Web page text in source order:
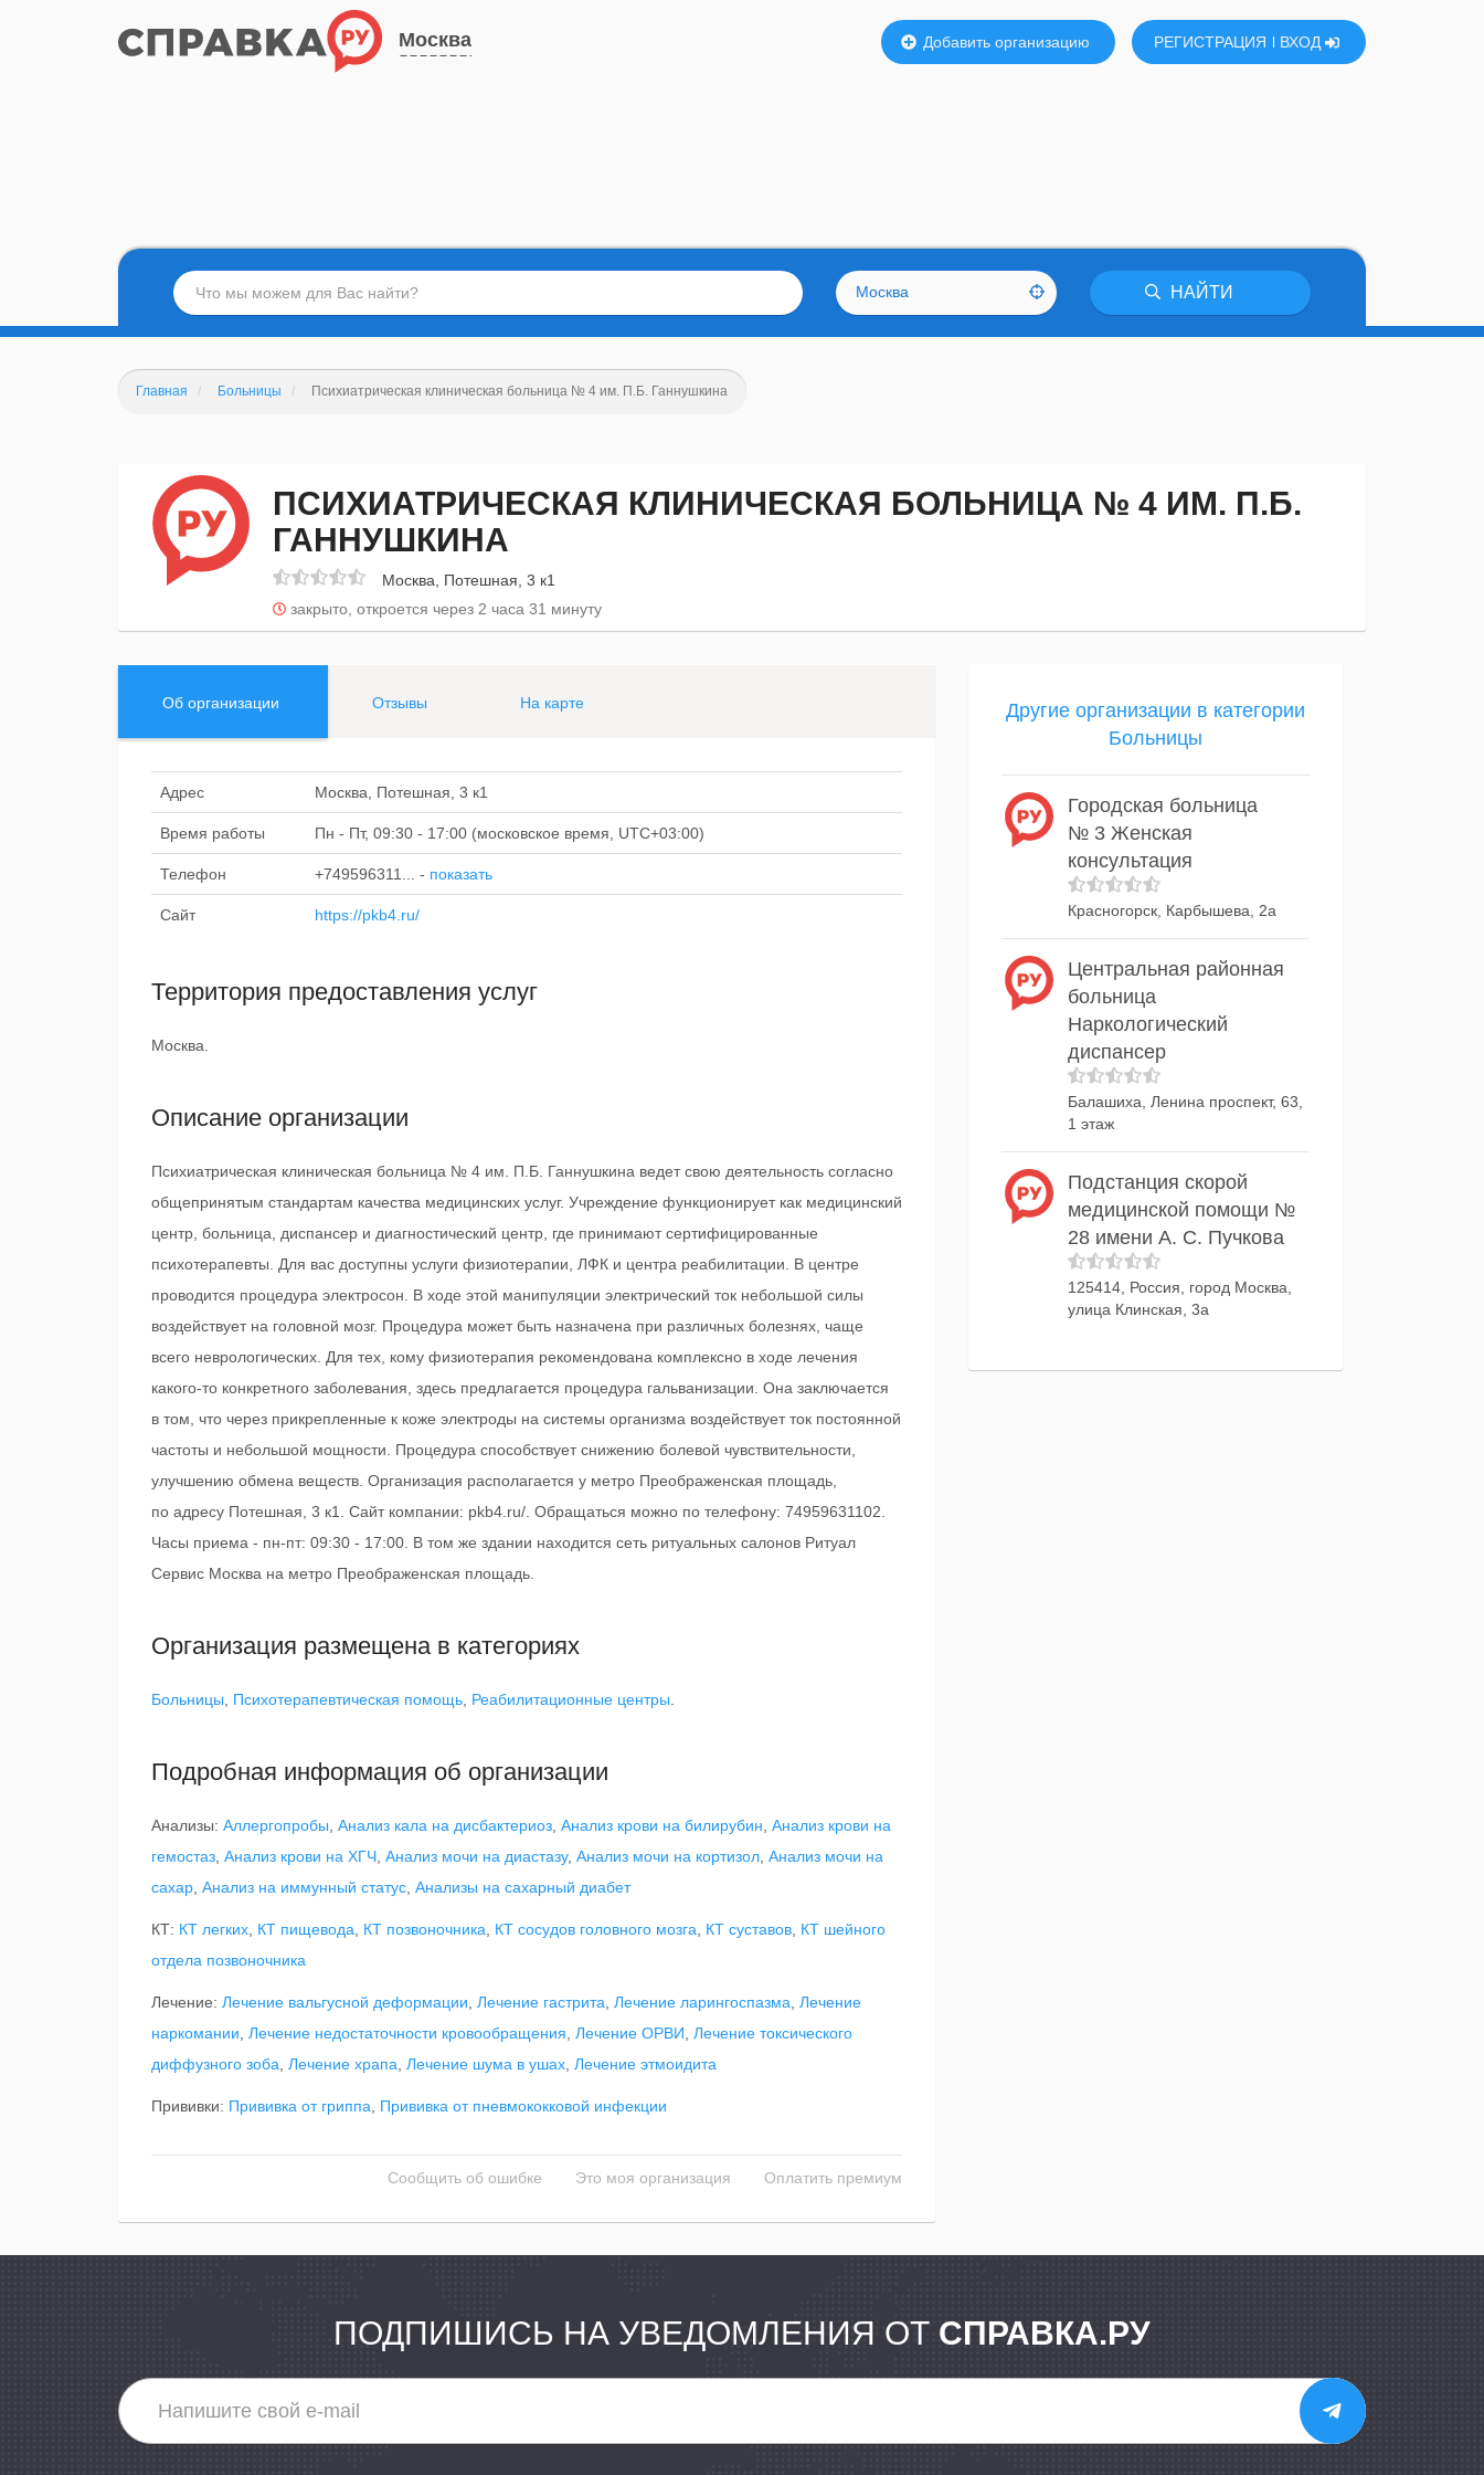
Москва Добавить организацию РЕГИСТРАЦИЯ ВХОД
Москва НАЙТИ
Главная Больницы Психиатрическая клиническая больница № 4 им. П.Б. Ганнушкина
ПСИХИАТРИЧЕСКАЯ КЛИНИЧЕСКАЯ БОЛЬНИЦА № 4 ИМ. П.Б.
ГАННУШКИНА
Москва, Потешная, 3 к1
закрыто, откроется через 2 часа 31 минуту
Об организации Отзывы На карте
Адрес Москва, Потешная, 3 к1
Время работы Пн - Пт, 09:30 - 17:00 (московское время, UTC+03:00)
Телефон +749596311... - показать
Сайт https://pkb4.ru/
Территория предоставления услуг
Москва.
Описание организации
Психиатрическая клиническая больница № 4 им. П.Б. Ганнушкина ведет свою деятельность согласно
общепринятым стандартам качества медицинских услуг. Учреждение функционирует как медицинский
центр, больница, диспансер и диагностический центр, где принимают сертифицированные
психотерапевты. Для вас доступны услуги физиотерапии, ЛФК и центра реабилитации. В центре
проводится процедура электросон. В ходе этой манипуляции электрический ток небольшой силы
воздействует на головной мозг. Процедура может быть назначена при различных болезнях, чаще
всего неврологических. Для тех, кому физиотерапия рекомендована комплексно в ходе лечения
какого-то конкретного заболевания, здесь предлагается процедура гальванизации. Она заключается
в том, что через прикрепленные к коже электроды на системы организма воздействует ток постоянной
частоты и небольшой мощности. Процедура способствует снижению болевой чувствительности,
улучшению обмена веществ. Организация располагается у метро Преображенская площадь,
по адресу Потешная, 3 к1. Сайт компании: pkb4.ru/. Обращаться можно по телефону: 74959631102.
Часы приема - пн-пт: 09:30 - 17:00. В том же здании находится сеть ритуальных салонов Ритуал
Сервис Москва на метро Преображенская площадь.
Организация размещена в категориях
Больницы Психотерапевтическая помощь Реабилитационные центры
Подробная информация об организации
Анализы: Аллергопробы Анализ кала на дисбактериоз Анализ крови на билирубин Анализ крови на
гемостаз Анализ крови на ХГЧ Анализ мочи на диастазу, Анализ мочи на кортизол Анализ мочи на
сахар Анализ на иммунный статус Анализы на сахарный диабет
КТ: КТ легких КТ пищевода КТ позвоночника КТ сосудов головного мозга КТ суставов КТ шейного
отдела позвоночника
Лечение: Лечение вальгусной деформации Лечение гастрита Лечение ларингоспазма Лечение
наркомании Лечение недостаточности кровообращения Лечение ОРВИ Лечение токсического
диффузного зоба Лечение храпа Лечение шума в ушах Лечение этмоидита
Прививки: Прививка от гриппа Прививка от пневмококковой инфекции
Сообщить об ошибке Это моя организация Оплатить премиум
Другие организации в категории
Больницы
Городская больница
№ 3 Женская
консультация
Красногорск, Карбышева, 2а
Центральная районная
больница
Наркологический
диспансер
Балашиха, Ленина проспект, 63,
1 этаж
Подстанция скорой
медицинской помощи №
28 имени А. С. Пучкова
125414, Россия, город Москва,
улица Клинская, 3а
ПОДПИШИСЬ НА УВЕДОМЛЕНИЯ ОТ СПРАВКА.РУ